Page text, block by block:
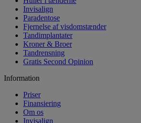
Invisalign
Paradentose
Fjernelse af visdomstænder
Tandimplantater
Kroner & Broer
Tandrensning
Gratis Second Opinion
Information
Priser
Finansiering
Om os
Invisalign